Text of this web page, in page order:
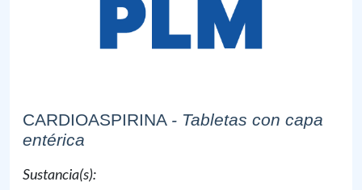
CARDIOASPIRINA - Tabletas con capa
entérica
Sustancia(s):